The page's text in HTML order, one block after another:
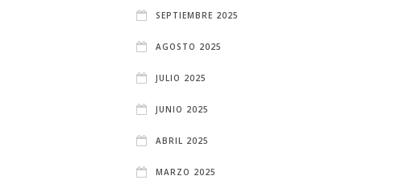
SEPTIEMBRE 2025
AGOSTO 2025
JULIO 2025
JUNIO 2025
ABRIL 2025
MARZO 2025